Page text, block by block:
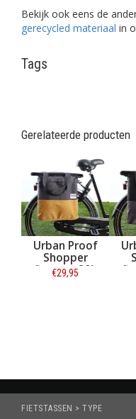
Bekijk ook eens de
gerecycled materiaal in
Tags
Gerelateerde producten
Proof
20L
Urban Proof
Shopper
fietstas 20L
FIETSTASSEN > TYPE